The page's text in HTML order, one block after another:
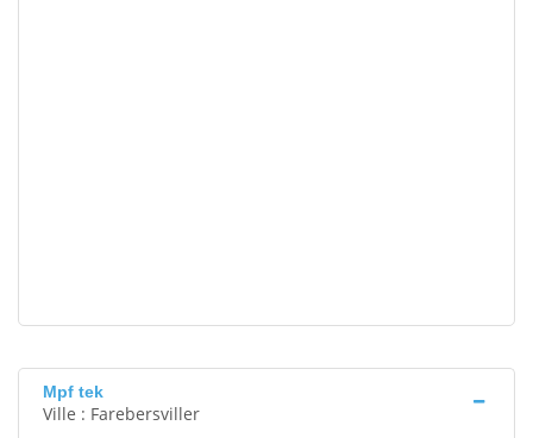
Mpf tek
Ville : Farebersviller